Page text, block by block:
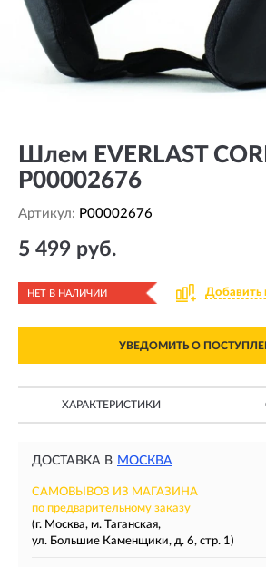
Шлем EVERLAST
P00002676
Артикул: P00002676
5 499 руб.
НЕТ В НАЛИЧИИ Добавить
УВЕДОМИТЬ О
ХАРАКТЕРИСТИКИ
ДОСТАВКА В МОСКВА
САМОВЫВОЗ ИЗ МАГАЗИНА
по предварительному заказу
(г. Москва, м. Таганская,
ул. Большие Каменщики, д. 6, стр. 1)